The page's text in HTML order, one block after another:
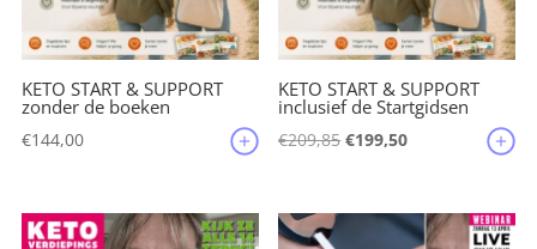
KETO START & SUPPORT
zonder de boeken
€144,00
KETO START & SUPPORT
inclusief de Startgidsen
€209,85Oorspronkelijke
€209,85.
€199,50Huidige
€199,50.